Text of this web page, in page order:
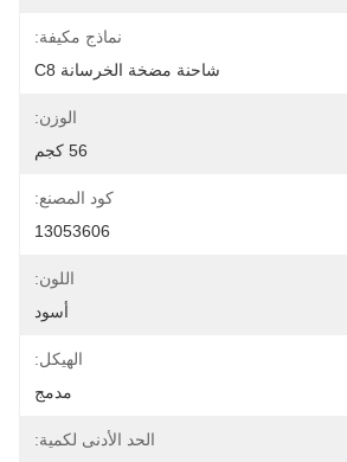
نماذج مكيفة:
شاحنة مضخة الخرسانة C8
الوزن:
56 كجم
كود المصنع:
13053606
اللون:
أسود
الهيكل:
مدمج
الحد الأدنى لكمية: